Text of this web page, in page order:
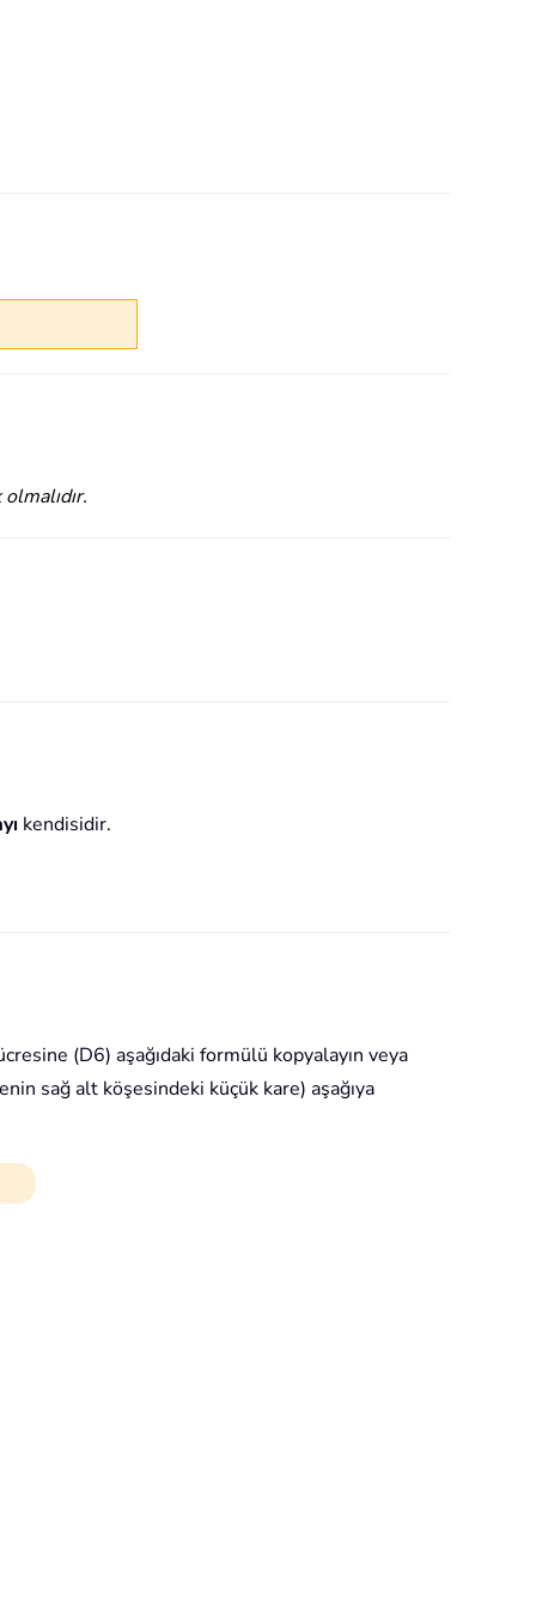
kendisidir.
(D6) aşağıdaki formülü kopyalayın veya
sağ alt köşesindeki küçük kare) aşağıya